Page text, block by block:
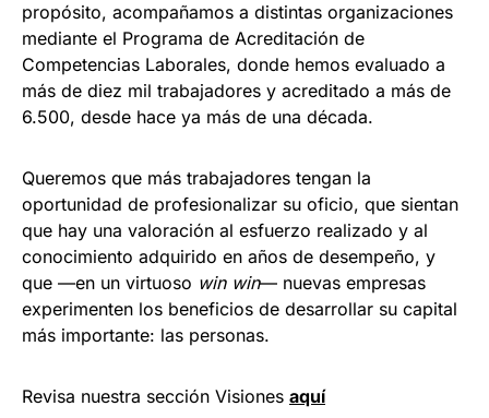
propósito, acompañamos a distintas organizaciones
mediante el Programa de Acreditación de
Competencias Laborales, donde hemos evaluado a
más de diez mil trabajadores y acreditado a más de
6.500, desde hace ya más de una década.
Queremos que más trabajadores tengan la
oportunidad de profesionalizar su oficio, que sientan
que hay una valoración al esfuerzo realizado y al
conocimiento adquirido en años de desempeño, y
que —en un virtuoso win win— nuevas empresas
experimenten los beneficios de desarrollar su capital
más importante: las personas.
Revisa nuestra sección Visiones aquí